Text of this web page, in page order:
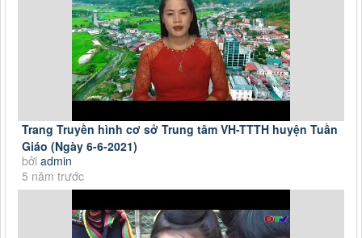
Trang Truyền hình cơ sở Trung tâm VH-TTTH huyện Tuần
Giáo (Ngày 6-6-2021)
bởi admin
5 năm trước